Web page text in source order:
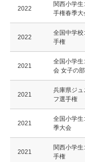
2022
関西小学生
手権春季大
2022
全国中学校
手権
2021
全国小学生
会 女子の部
2021
兵庫県ジュ
フ選手権
2021
全国小学生
季大会
2021
関西小学生
手権